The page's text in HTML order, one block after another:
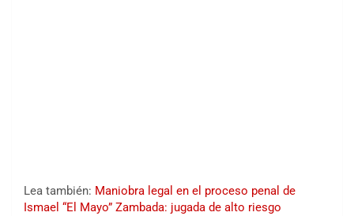
Lea también: Maniobra legal en el proceso penal de
Ismael “El Mayo” Zambada: jugada de alto riesgo